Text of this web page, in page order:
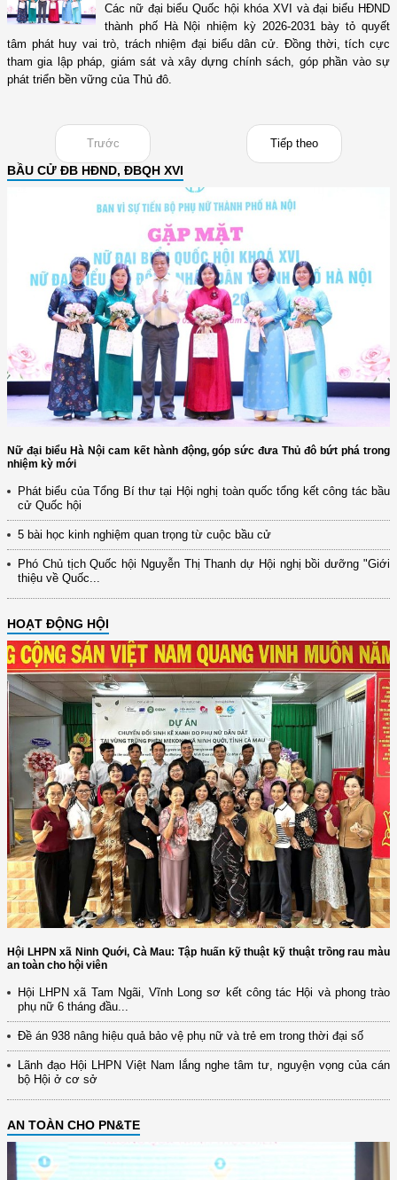
Các nữ đại biểu Quốc hội khóa XVI và đại biểu HĐND
thành phố Hà Nội nhiệm kỳ 2026-2031 bày tỏ quyết
tâm phát huy vai trò, trách nhiệm đại biểu dân cử. Đồng thời, tích cực
tham gia lập pháp, giám sát và xây dựng chính sách, góp phần vào sự
phát triển bền vững của Thủ đô.
Trước Tiếp theo
BẦU CỬ ĐB HĐND, ĐBQH XVI
Nữ đại biểu Hà Nội cam kết hành động, góp sức đưa Thủ đô bứt phá trong
nhiệm kỳ mới
Phát biểu của Tổng Bí thư tại Hội nghị toàn quốc tổng kết công tác bầu
cử Quốc hội
5 bài học kinh nghiệm quan trọng từ cuộc bầu cử
Phó Chủ tịch Quốc hội Nguyễn Thị Thanh dự Hội nghị bồi dưỡng "Giới
thiệu về Quốc...
HOẠT ĐỘNG HỘI
Hội LHPN xã Ninh Quới, Cà Mau: Tập huấn kỹ thuật kỹ thuật trồng rau màu
an toàn cho hội viên
Hội LHPN xã Tam Ngãi, Vĩnh Long sơ kết công tác Hội và phong trào
phụ nữ 6 tháng đầu...
Đề án 938 nâng hiệu quả bảo vệ phụ nữ và trẻ em trong thời đại số
Lãnh đạo Hội LHPN Việt Nam lắng nghe tâm tư, nguyện vọng của cán
bộ Hội ở cơ sở
AN TOÀN CHO PN&TE